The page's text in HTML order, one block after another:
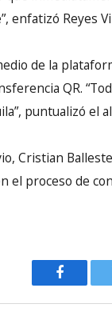
enfatizó Reyes
de la
QR.
puntualizó el
Cristian
el proceso de